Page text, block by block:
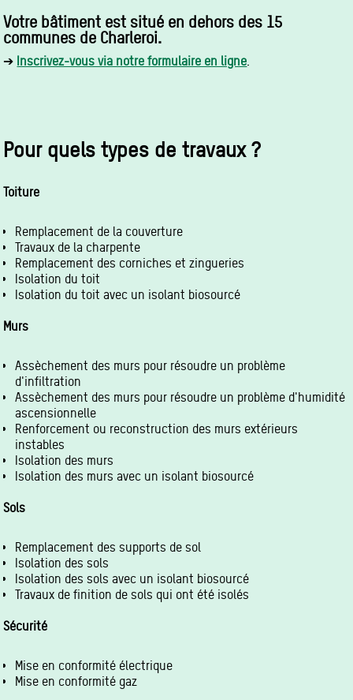
Votre bâtiment est situé en dehors des 15
communes de Charleroi.
➔ Inscrivez-vous via notre formulaire en ligne.
Pour quels types de travaux ?
Toiture
Remplacement de la couverture
Travaux de la charpente
Remplacement des corniches et zingueries
Isolation du toit
Isolation du toit avec un isolant biosourcé
Murs
Assèchement des murs pour résoudre un problème
d'infiltration
Assèchement des murs pour résoudre un problème d'humidité
ascensionnelle
Renforcement ou reconstruction des murs extérieurs
instables
Isolation des murs
Isolation des murs avec un isolant biosourcé
Sols
Remplacement des supports de sol
Isolation des sols
Isolation des sols avec un isolant biosourcé
Travaux de finition de sols qui ont été isolés
Sécurité
Mise en conformité électrique
Mise en conformité gaz